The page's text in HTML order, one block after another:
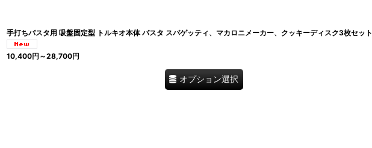
手打ちパスタ用 吸盤固定型 トルキオ本体 パスタ スパゲッティ、マカロニメーカー、クッキーディスク3枚セット
10,400円 ～28,700円
オプション選択